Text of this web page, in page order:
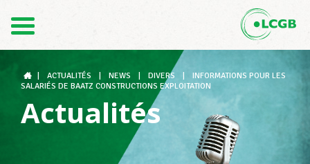
DE
Le LCGB
ACTUALITÉS NEWS DIVERS
INFORMATIONS POUR LES
SALARIÉS DE BAATZ CONSTRUCTIONS EXPLOITATION
Actualités